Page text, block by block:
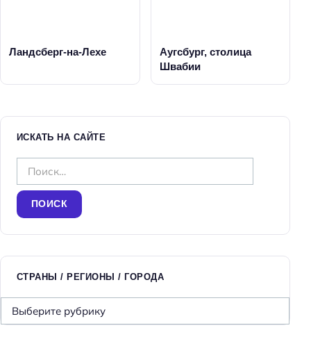
Ландсберг-на-Лехе
Аугсбург, столица
Швабии
ИСКАТЬ НА САЙТЕ
а
й
т
и
СТРАНЫ / РЕГИОНЫ / ГОРОДА
т